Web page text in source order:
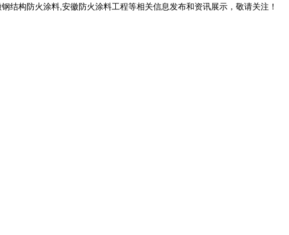
结构防火涂料,安徽防火涂料工程等相关信息发布和资讯展示，敬请关注！